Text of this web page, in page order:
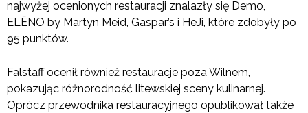
najwyżej ocenionych restauracji znalazły się Demo,
ELĒNO by Martyn Meid, Gaspar’s i HeJi, które zdobyły po
95 punktów.
Falstaff ocenił również restauracje poza Wilnem,
pokazując różnorodność litewskiej sceny kulinarnej.
Oprócz przewodnika restauracyjnego opublikował także